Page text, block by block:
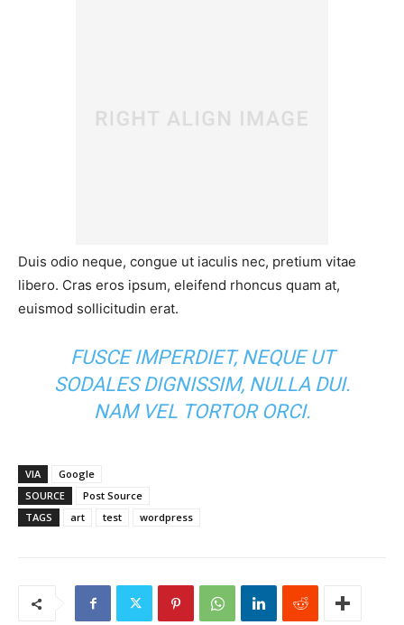
Duis odio neque, congue ut iaculis nec, pretium vitae
libero. Cras eros ipsum, eleifend rhoncus quam at,
euismod sollicitudin erat.
FUSCE IMPERDIET, NEQUE UT
SODALES DIGNISSIM, NULLA DUI.
NAM VEL TORTOR ORCI.
VIA
Google
SOURCE
Post Source
TAGS
art test wordpress